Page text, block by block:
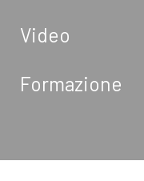
Video
Formazione